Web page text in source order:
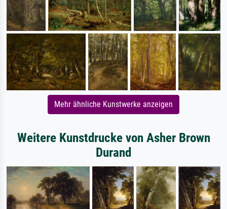
Mehr ähnliche Kunstwerke anzeigen
Weitere Kunstdrucke von Asher Brown
Durand